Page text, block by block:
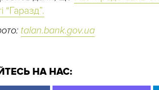
“Гаразд”.
talan.bank.gov.ua
НА НАС: